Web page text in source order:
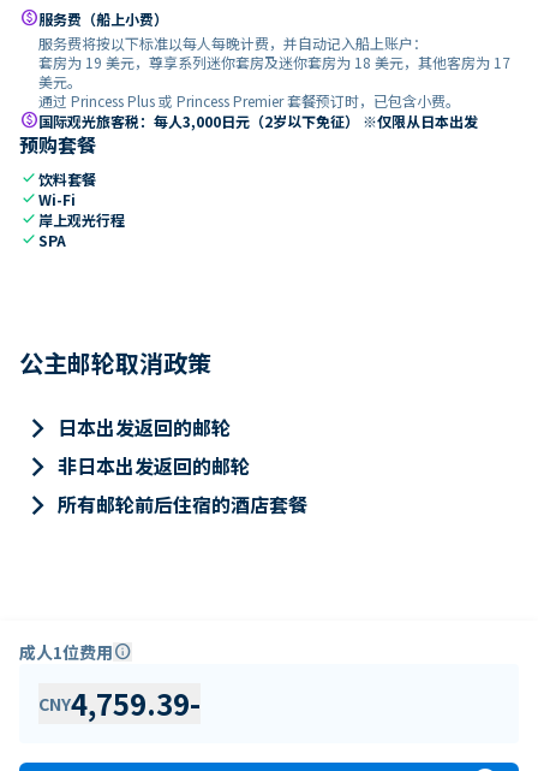
paid服务费（船上小费）
服务费将按以下标准以每人每晚计费，并自动记入船上账户：
套房为 19 美元，尊享系列迷你套房及迷你套房为 18 美元，其他客房为 17
美元。
通过 Princess Plus 或 Princess Premier 套餐预订时，已包含小费。
paid国际观光旅客税：每人3,000日元（2岁以下免征） ※仅限从日本出发
预购套餐
check饮料套餐
checkWi-Fi
check 岸上观光行程
checkSPA
公主邮轮取消政策
keyboard_arrow_right 日本出发返回的邮轮
keyboard_arrow_right 非日本出发返回的邮轮
keyboard_arrow_right 所有邮轮前后住宿的酒店套餐
成人1位费用info
CNY4,759.39-